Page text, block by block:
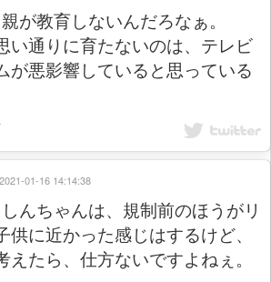
が教育しないんだろなぁ。
い通りに育たないのは、テレビ
が悪影響していると思っている
んちゃんは、規制前のほうがリ
供に近かった感じはするけど、
たら、仕方ないですよねぇ。
2021-01-16 14:14:38